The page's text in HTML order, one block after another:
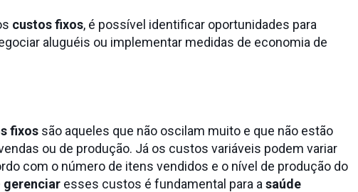
custos fixos, é possível identificar oportunidades para
aluguéis ou implementar medidas de economia de
fixos são aqueles que não oscilam muito e que não estão
ou de produção. Já os custos variáveis podem variar
com o número de itens vendidos e o nível de produção do
gerenciar esses custos é fundamental para a saúde